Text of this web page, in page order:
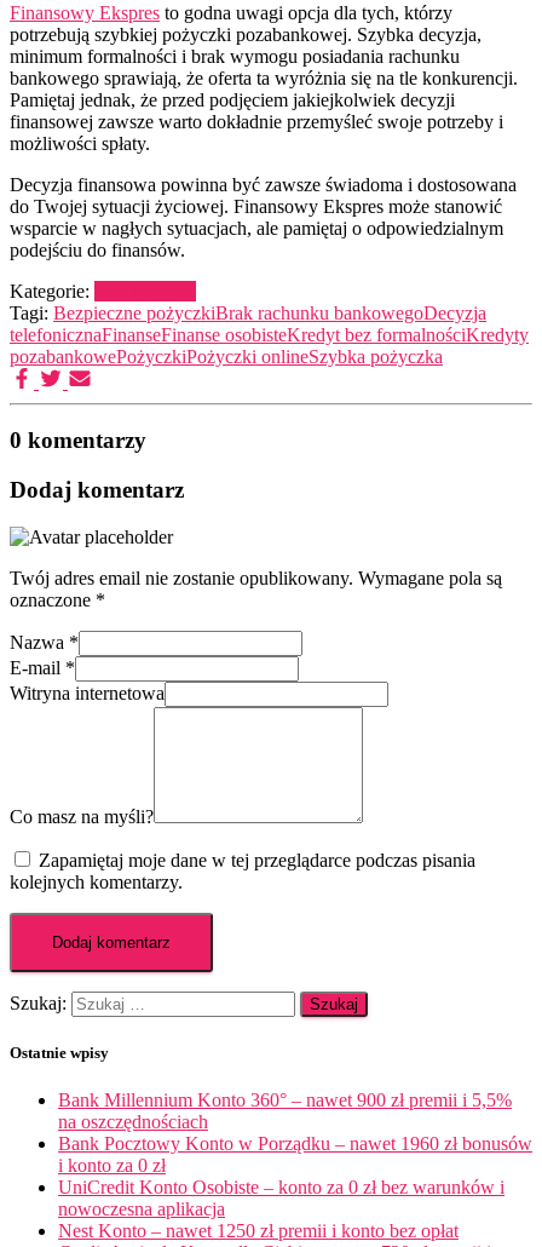
Finansowy Ekspres to godna uwagi opcja dla tych, którzy
potrzebują szybkiej pożyczki pozabankowej. Szybka decyzja,
minimum formalności i brak wymogu posiadania rachunku
bankowego sprawiają, że oferta ta wyróżnia się na tle konkurencji.
Pamiętaj jednak, że przed podjęciem jakiejkolwiek decyzji
finansowej zawsze warto dokładnie przemyśleć swoje potrzeby i
możliwości spłaty.
Decyzja finansowa powinna być zawsze świadoma i dostosowana
do Twojej sytuacji życiowej. Finansowy Ekspres może stanowić
wsparcie w nagłych sytuacjach, ale pamiętaj o odpowiedzialnym
podejściu do finansów.
Kategorie:
Tagi: Bezpieczne pożyczkiBrak rachunku bankowegoDecyzja
telefonicznaFinanseFinanse osobisteKredyt bez formalnościKredyty
pozabankowePożyczkiPożyczki onlineSzybka pożyczka
0 komentarzy
Dodaj komentarz
Twój adres email nie zostanie opublikowany. Wymagane pola są
oznaczone *
Nazwa *
E-mail *
Witryna internetowa
Co masz na myśli?
Zapamiętaj moje dane w tej przeglądarce podczas pisania
kolejnych komentarzy.
Szukaj:
Ostatnie wpisy
Bank Millennium Konto 360° – nawet 900 zł premii i 5,5%
na oszczędnościach
Bank Pocztowy Konto w Porządku – nawet 1960 zł bonusów
i konto za 0 zł
UniCredit Konto Osobiste – konto za 0 zł bez warunków i
nowoczesna aplikacja
Nest Konto – nawet 1250 zł premii i konto bez opłat